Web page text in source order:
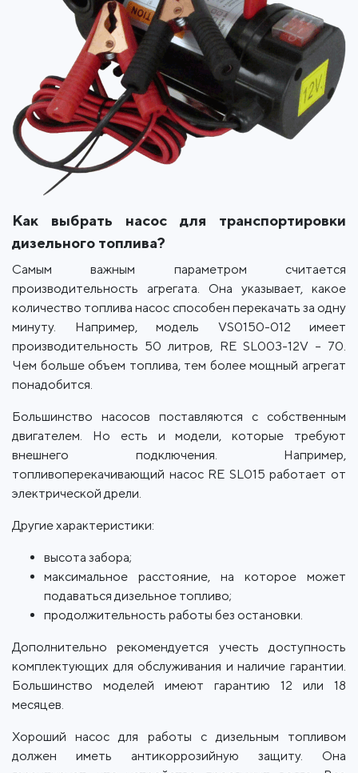
Как выбрать насос для транспортировки
дизельного топлива?
Самым важным параметром считается
производительность агрегата. Она указывает, какое
количество топлива насос способен перекачать за одну
минуту. Например, модель VS0150-012 имеет
производительность 50 литров, RE SL003-12V – 70.
Чем больше объем топлива, тем более мощный агрегат
понадобится.
Большинство насосов поставляются с собственным
двигателем. Но есть и модели, которые требуют
внешнего подключения. Например,
топливоперекачивающий насос RE SL015 работает от
электрической дрели.
Другие характеристики:
высота забора;
максимальное расстояние, на которое может
подаваться дизельное топливо;
продолжительность работы без остановки.
Дополнительно рекомендуется учесть доступность
комплектующих для обслуживания и наличие гарантии.
Большинство моделей имеют гарантию 12 или 18
месяцев.
Хороший насос для работы с дизельным топливом
должен иметь антикоррозийную защиту. Она